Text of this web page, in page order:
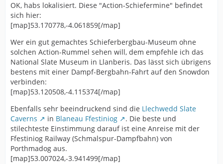
OK, habs lokalisiert. Diese "Action-Schiefermine" befindet
sich hier:
[map]53.170778,-4.061859[/map]
Wer ein gut gemachtes Schieferbergbau-Museum ohne
solchen Action-Rummel sehen will, dem empfehle ich das
National Slate Museum in Llanberis. Das lässt sich übrigens
bestens mit einer Dampf-Bergbahn-Fahrt auf den Snowdon
verbinden:
[map]53.120508,-4.115374[/map]
Ebenfalls sehr beeindruckend sind die Llechwedd Slate
Caverns
in Blaneau Ffestiniog
. Die beste und
stilechteste Einstimmung darauf ist eine Anreise mit der
Ffestiniog Railway (Schmalspur-Dampfbahn) von
Porthmadog aus.
[map]53.007024,-3.941499[/map]